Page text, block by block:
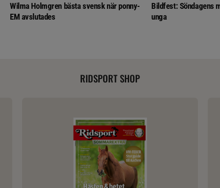
Wilma Holmgren bästa svensk när ponny-
EM avslutades
Bildfest: Söndagens
unga
RIDSPORT SHOP